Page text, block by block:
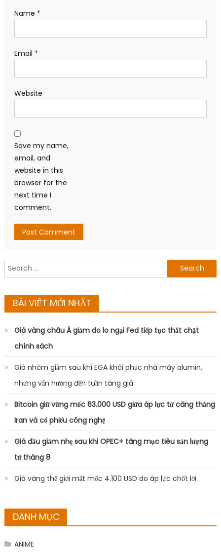
Name *
Email *
Website
Save my name,
email, and
website in this
browser for the
next time I
comment.
Search
for:
BÀI VIẾT MỚI NHẤT
Giá vàng châu Á giảm do lo ngại Fed tiếp tục thắt chặt
chính sách
Giá nhôm giảm sau khi EGA khôi phục nhà máy alumin,
nhưng vẫn hướng đến tuần tăng giá
Bitcoin giữ vững mốc 63.000 USD giữa áp lực từ căng thẳng
Iran và cổ phiếu công nghệ
Giá dầu giảm nhẹ sau khi OPEC+ tăng mục tiêu sản lượng
từ tháng 8
Giá vàng thế giới mất mốc 4.100 USD do áp lực chốt lời
DANH MỤC
ANIME